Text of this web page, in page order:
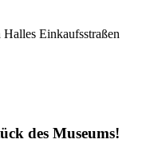
Einkaufsstraßen
des Museums!